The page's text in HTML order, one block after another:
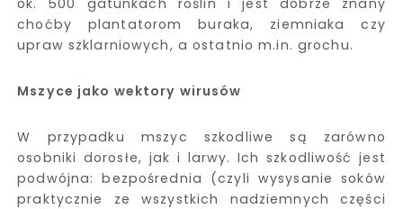
choćby plantatorom buraka, ziemniaka czy
upraw szklarniowych, a ostatnio m.in. grochu.
Mszyce jako wektory wirusów
W przypadku mszyc szkodliwe są zarówno
osobniki dorosłe, jak i larwy. Ich szkodliwość jest
podwójna: bezpośrednia (czyli wysysanie soków
praktycznie ze wszystkich nadziemnych części